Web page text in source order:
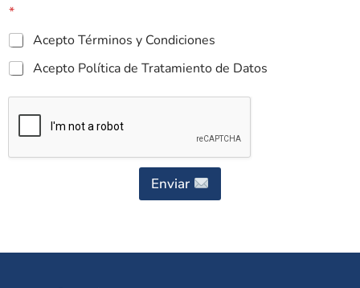
*
Acepto Términos y Condiciones
Acepto Política de Tratamiento de Datos
Enviar